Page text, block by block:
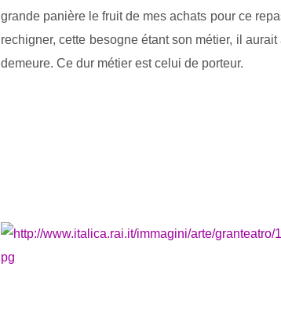
grande panière le fruit de mes achats pour ce
rechigner, cette besogne étant son métier, il
demeure. Ce dur métier est celui de porteur.